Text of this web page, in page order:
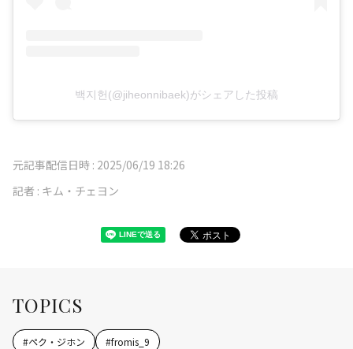
백지헌(@jiheonnibaek)がシェアした投稿
元記事配信日時 : 2025/06/19 18:26
記者 : キム・チェヨン
TOPICS
#ペク・ジホン #fromis_9